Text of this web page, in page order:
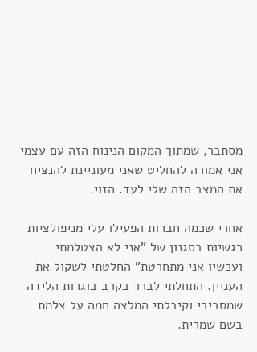
מסתבר, שמתוך המקום הנינוח הזה עם עצמי
אני אמורה להחליט שאני מעוניינת להנציח
את המצב הזה שלי לעד. הזוי.
אחרי שכמה חברות הפעילו עלי מניפולציות
רגשיות בסגנון של "אני לא הצטלמתי
ועכשיו אני מתחרטת" החלטתי לשקול את
העניין. התחלתי לברר בקרב בוגרות הלידה
שמסביבי וקיבלתי המלצה חמה על צלמת
בשם שמרית.